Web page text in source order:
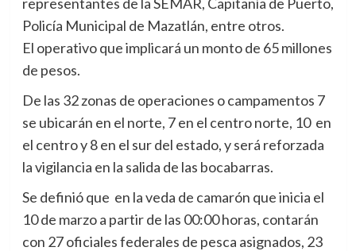
Policía Municipal de Mazatlán, entre otros.
El operativo que implicará un monto de 65 millones
de pesos.
De las 32 zonas de operaciones o campamentos 7
se ubicarán en el norte, 7 en el centro norte, 10 en
el centro y 8 en el sur del estado, y será reforzada
la vigilancia en la salida de las bocabarras.
Se definió que en la veda de camarón que inicia el
10 de marzo a partir de las 00:00 horas, contarán
con 27 oficiales federales de pesca asignados, 23